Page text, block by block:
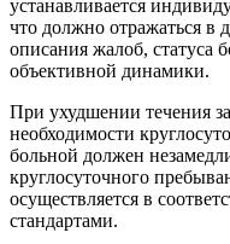
устанавливается
что должно отражаться в
описания жалоб, статуса
объективной динамики.
При ухудшении течения
необходимости
больной должен
круглосуточного
осуществляется в
стандартами.